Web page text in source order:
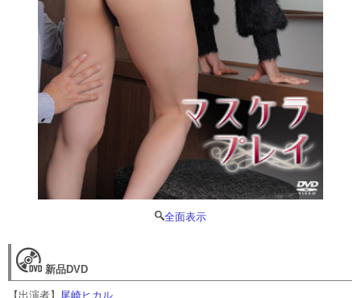
全面表示
新品DVD
【出演者】 尾崎ヒカル